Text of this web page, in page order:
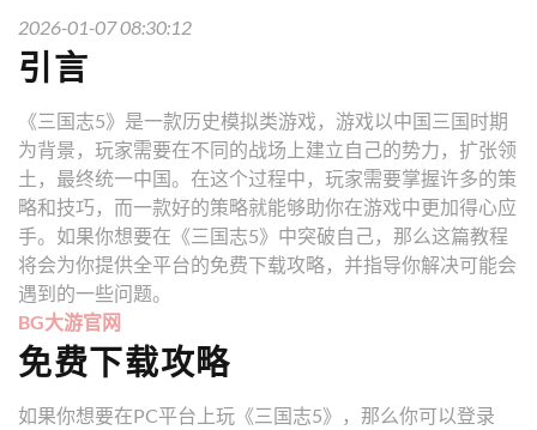
2026-01-07 08:30:12
引言
《三国志5》是一款历史模拟类游戏，游戏以中国三国时期
为背景，玩家需要在不同的战场上建立自己的势力，扩张领
土，最终统一中国。在这个过程中，玩家需要掌握许多的策
略和技巧，而一款好的策略就能够助你在游戏中更加得心应
手。如果你想要在《三国志5》中突破自己，那么这篇教程
将会为你提供全平台的免费下载攻略，并指导你解决可能会
遇到的一些问题。
BG大游官网
免费下载攻略
如果你想要在PC平台上玩《三国志5》，那么你可以登录